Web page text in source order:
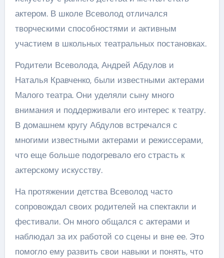
актером. В школе Всеволод отличался
творческими способностями и активным
участием в школьных театральных постановках.
Родители Всеволода, Андрей Абдулов и
Наталья Кравченко, были известными актерами
Малого театра. Они уделяли сыну много
внимания и поддерживали его интерес к театру.
В домашнем кругу Абдулов встречался с
многими известными актерами и режиссерами,
что еще больше подогревало его страсть к
актерскому искусству.
На протяжении детства Всеволод часто
сопровождал своих родителей на спектакли и
фестивали. Он много общался с актерами и
наблюдал за их работой со сцены и вне ее. Это
помогло ему развить свои навыки и понять, что